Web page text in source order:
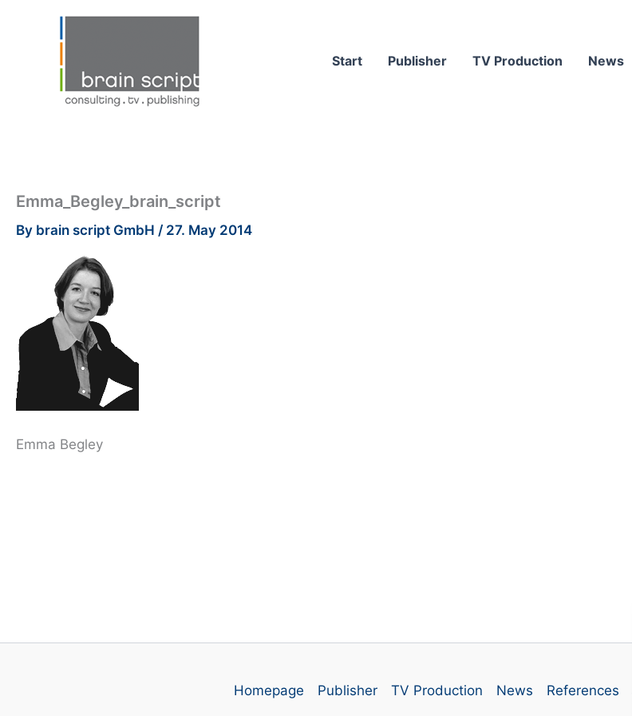
Start Publisher TV Production News
Emma_Begley_brain_script
By brain script GmbH / 27. May 2014
Emma Begley
Homepage Publisher TV Production News References